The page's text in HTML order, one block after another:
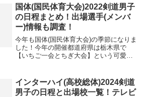
の人気選手だった、マイケル・ジョーダ
ン選手とナイキがコラボ...
国体(国民体育大会)2022剣道男子
の日程まとめ！出場選手(メンバ
ー)情報も調査！
今年も国体(国民体育大会)の季節になりま
した！今年の開催都道府県は栃木県で
【いちご一会とちぎ大会】という可愛ら
うスローガンには、アスリートたちが夢
に向かって突き進む姿と...
インターハイ(高校総体)2024剣道
男子の日程と出場校一覧！テレビ